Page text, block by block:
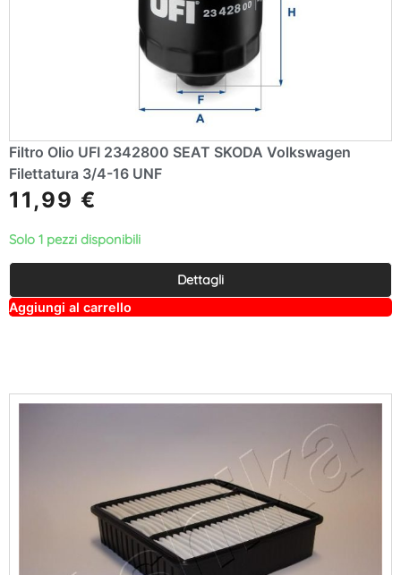
Filtro Olio UFI 2342800 SEAT SKODA Volkswagen
Filettatura 3/4-16 UNF
11,99 €
Solo 1 pezzi disponibili
Dettagli
Aggiungi al carrello
lt
ti
v